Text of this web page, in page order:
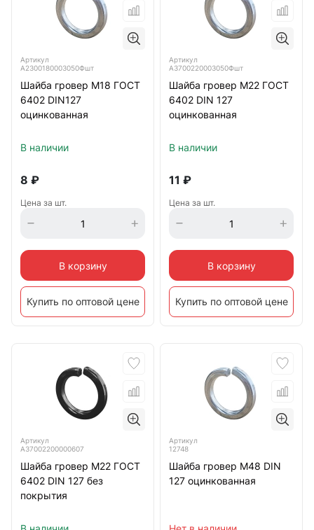
Артикул
А2300180003050Фшт
Шайба гровер М18 ГОСТ
6402 DIN127
оцинкованная
В наличии
8 ₽
Цена за шт.
В корзину
Купить по оптовой цене
Артикул
А3700220003050Фшт
Шайба гровер М22 ГОСТ
6402 DIN 127
оцинкованная
В наличии
11 ₽
Цена за шт.
В корзину
Купить по оптовой цене
Артикул
А37002200000607
Шайба гровер М22 ГОСТ
6402 DIN 127 без
покрытия
Артикул
12748
Шайба гровер М48 DIN
127 оцинкованная